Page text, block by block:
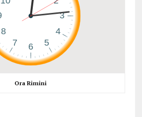
Ora Rimini